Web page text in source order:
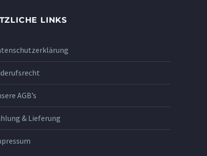
LINKS
AGB’s
& Lieferung